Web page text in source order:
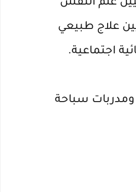
علم النفس
علاج طبيعي
اجتماعية.
ومدربات سباحة